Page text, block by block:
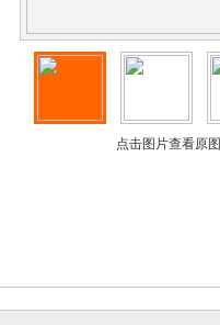
点击图片查看原图